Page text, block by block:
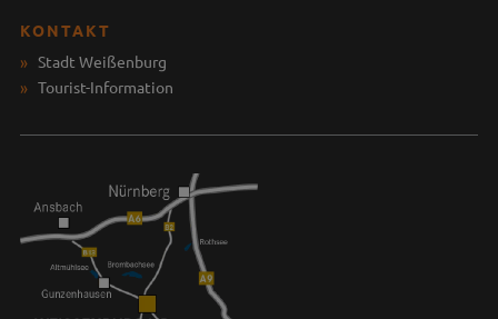
KONTAKT
Stadt Weißenburg
Tourist-Information